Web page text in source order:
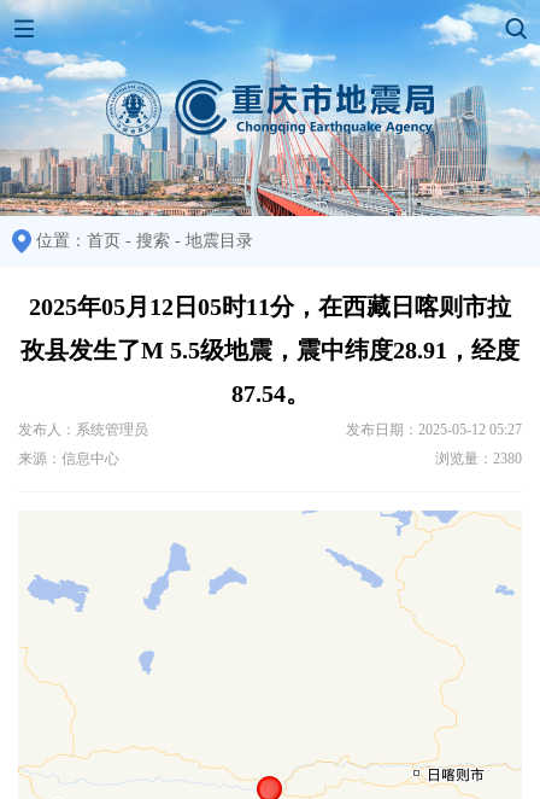
位置： 首页 - 搜索 - 地震目录
2025年05月12日05时11分，在西藏日喀则市拉
孜县发生了M 5.5级地震，震中纬度28.91，经度
87.54。
发布人：系统管理员
发布日期：2025-05-12 05:27
来源：信息中心
浏览量：2380